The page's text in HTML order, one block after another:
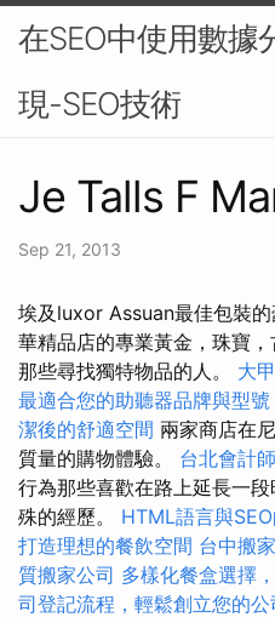
在SEO中使用數據
現-SEO技術
Je Talls F
Sep 21, 2013
埃及luxor Assuan最佳包裝
華精品店的專業黃金，珠寶
那些尋找獨特物品的人。 大
最適合您的助聽器品牌與型號
潔後的舒適空間 兩家商店在
質量的購物體驗。 台北會計
行為那些喜歡在路上延長一
殊的經歷。 HTML語言與
打造理想的餐飲空間 台中搬
質搬家公司 多樣化餐盒選擇
司登記流程，輕鬆創立您的公